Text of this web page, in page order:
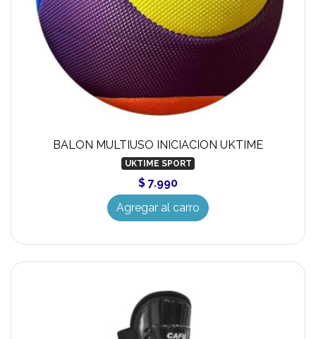
BALON MULTIUSO INICIACION UKTIME
UKTIME SPORT
$ 7.990
Agregar al carro